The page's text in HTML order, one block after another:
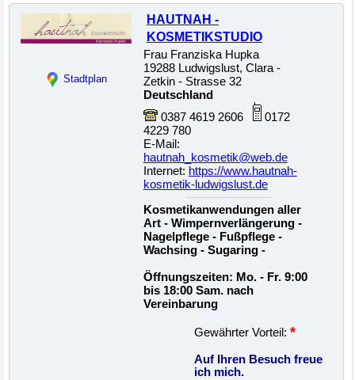
Stadtplan
HAUTNAH -
KOSMETIKSTUDIO
Frau Franziska Hupka
19288 Ludwigslust, Clara -
Zetkin - Strasse 32
Deutschland
0387 4619 2606
0172
4229 780
E-Mail:
hautnah_kosmetik@web.de
Internet: https://www.hautnah-
kosmetik-ludwigslust.de
Kosmetikanwendungen aller
Art - Wimpernverlängerung -
Nagelpflege - Fußpflege -
Wachsing - Sugaring -
Öffnungszeiten: Mo. - Fr. 9:00
bis 18:00 Sam. nach
Vereinbarung
Gewährter Vorteil: *
Auf Ihren Besuch freue
ich mich.